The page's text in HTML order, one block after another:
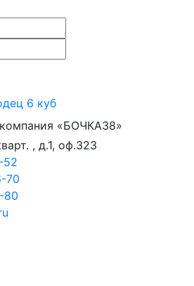
«БОЧКА38»
, д.1, оф.323
52
70
80